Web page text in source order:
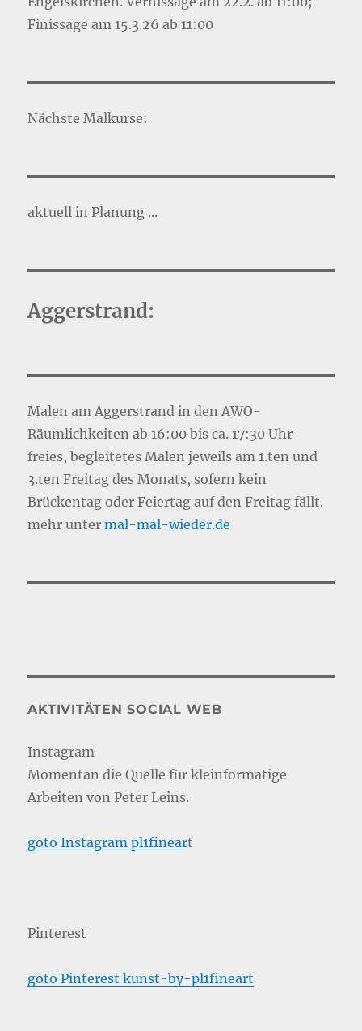
Finissage am 15.3.26 ab 11:00
Nächste Malkurse:
aktuell in Planung ...
Aggerstrand:
Malen am Aggerstrand in den AWO-
Räumlichkeiten ab 16:00 bis ca. 17:30 Uhr
freies, begleitetes Malen jeweils am 1.ten und
3.ten Freitag des Monats, sofern kein
Brückentag oder Feiertag auf den Freitag fällt.
mehr untermal-mal-wieder.de
AKTIVITÄTEN SOCIAL WEB
Instagram
Momentan die Quelle für kleinformatige
Arbeiten von Peter Leins.
goto Instagram pl1fineart
Pinterest
goto Pinterest kunst-by-pl1fineart